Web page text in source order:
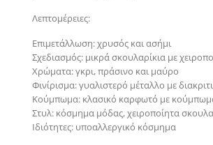
Λεπτομέρειες:
Επιμετάλλωση: χρυσός και ασήμι
Σχεδιασμός: μικρά σκουλαρίκια με
Χρώματα: γκρι, πράσινο και μαύρο
Φινίρισμα: γυαλιστερό μέταλλο με
Κούμπωμα: κλασικό καρφωτό με
Στυλ: κόσμημα μόδας, χειροποίητα
Ιδιότητες: υποαλλεργικό κόσμημα